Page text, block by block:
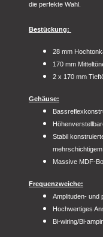
die perfekte Wahl.
Bestückung:
28 mm
170 mm
2 x 170 mm
Gehäuse:
Stabil
Massive MDF-
Frequenzweiche:
Amplituden- und
Hochwertiges
Bi-wiring/Bi-